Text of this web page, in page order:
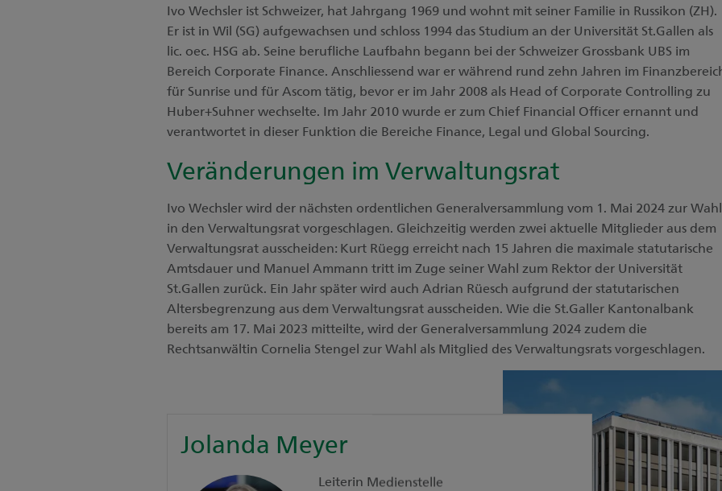
Ivo Wechsler ist Schweizer, hat Jahrgang 1969 und wohnt mit seiner Familie in Russikon (ZH).
Er ist in Wil (SG) aufgewachsen und schloss 1994 das Studium an der Universität St.Gallen als
lic. oec. HSG ab. Seine berufliche Laufbahn begann bei der Schweizer Grossbank UBS im
Bereich Corporate Finance. Anschliessend war er während rund zehn Jahren im
für Sunrise und für Ascom tätig, bevor er im Jahr 2008 als Head of Corporate Controlling zu
Huber+Suhner wechselte. Im Jahr 2010 wurde er zum Chief Financial Officer ernannt und
verantwortet in dieser Funktion die Bereiche Finance, Legal und Global Sourcing.
Veränderungen im Verwaltungsrat
Ivo Wechsler wird der nächsten ordentlichen Generalversammlung vom 1. Mai 2024 zur Wahl
in den Verwaltungsrat vorgeschlagen. Gleichzeitig werden zwei aktuelle Mitglieder aus dem
Verwaltungsrat ausscheiden: Kurt Rüegg erreicht nach 15 Jahren die maximale statutarische
Amtsdauer und Manuel Ammann tritt im Zuge seiner Wahl zum Rektor der Universität
St.Gallen zurück. Ein Jahr später wird auch Adrian Rüesch aufgrund der statutarischen
Altersbegrenzung aus dem Verwaltungsrat ausscheiden. Wie die St.Galler Kantonalbank
bereits am 17. Mai 2023 mitteilte, wird der Generalversammlung 2024 zudem die
Rechtsanwältin Cornelia Stengel zur Wahl als Mitglied des Verwaltungsrats vorgeschlagen.
Jolanda Meyer
Leiterin Medienstelle